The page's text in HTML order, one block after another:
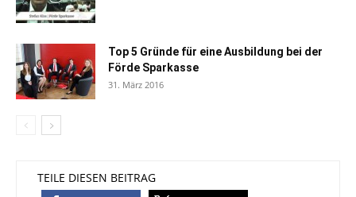
Top 5 Gründe für eine Ausbildung bei der
Förde Sparkasse
31. März 2016
TEILE DIESEN BEITRAG